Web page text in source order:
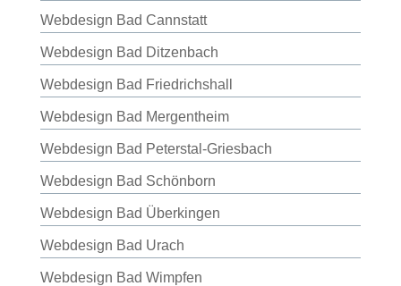
Webdesign Bad Cannstatt
Webdesign Bad Ditzenbach
Webdesign Bad Friedrichshall
Webdesign Bad Mergentheim
Webdesign Bad Peterstal-Griesbach
Webdesign Bad Schönborn
Webdesign Bad Überkingen
Webdesign Bad Urach
Webdesign Bad Wimpfen